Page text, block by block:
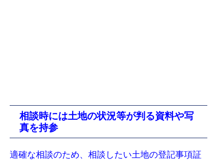
相談時には土地の状況等が判る資料や写
真を持参
適確な相談のため、相談したい土地の登記事項証